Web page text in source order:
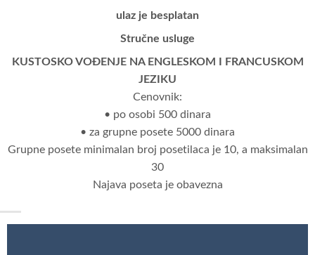
ulaz je besplatan
Stručne usluge
KUSTOSKO VOĐENJE NA ENGLESKOM I FRANCUSKOM
JEZIKU
Cenovnik:
• po osobi 500 dinara
• za grupne posete 5000 dinara
Grupne posete minimalan broj posetilaca je 10, a maksimalan
30
Najava poseta je obavezna